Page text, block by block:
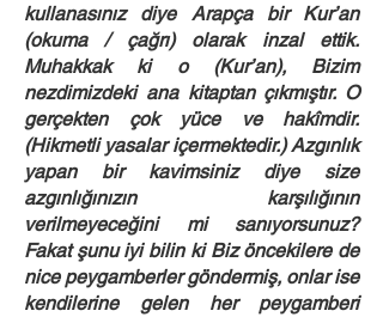
kullanasınız diye Arapça bir Kur’an
(okuma / çağrı) olarak inzal ettik.
Muhakkak ki o (Kur’an), Bizim
nezdimizdeki ana kitaptan çıkmıştır. O
gerçekten çok yüce ve hakîmdir.
(Hikmetli yasalar içermektedir.) Azgınlık
yapan bir kavimsiniz diye size
azgınlığınızın karşılığının
verilmeyeceğini mi sanıyorsunuz?
Fakat şunu iyi bilin ki Biz öncekilere de
nice peygamberler göndermiş, onlar ise
kendilerine gelen her peygamberi